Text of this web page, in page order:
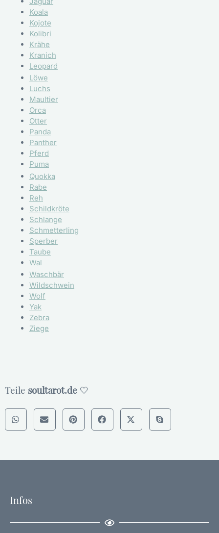
Koala
Kojote
Kolibri
Krähe
Kranich
Leopard
Löwe
Luchs
Maultier
Orca
Otter
Panda
Panther
Pferd
Puma
Quokka
Rabe
Reh
Schildkröte
Schlange
Schmetterling
Sperber
Taube
Wal
Waschbär
Wildschwein
Wolf
Yak
Zebra
Ziege
Teile soultarot.de 🤍
Infos